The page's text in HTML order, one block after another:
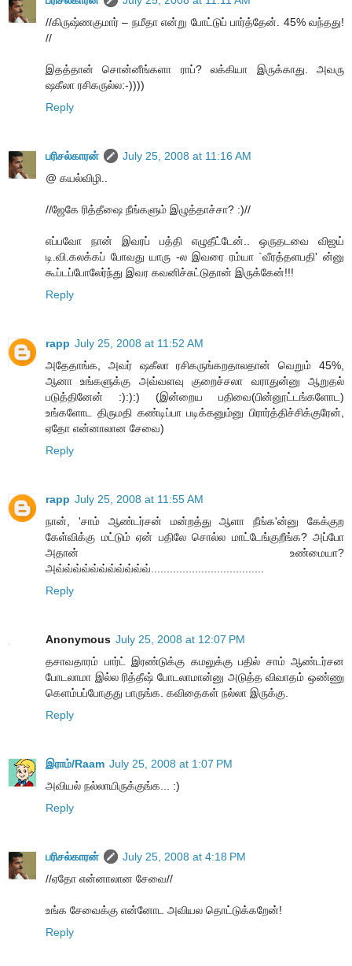
//கிருஷ்ணகுமார் – நமீதா என்று போட்டுப் பார்த்தேன். 45% வந்தது!
//
இதத்தான் சொன்னீங்களா ராப்? லக்கியா இருக்காது. அவரு
ஷகீலா ரசிகருல்ல:-))))
Reply
பரிசல்காரன்
July 25, 2008 at 11:16 AM
@ கயல்விழி..
//ஜேகே ரித்தீஷை நீங்களும் இழுத்தாச்சா? :)//
எப்பவோ நான் இவரப் பத்தி எழுதீட்டேன்.. ஒருதடவை விஜய்
டி.வி.கலக்கப் போவது யாரு -ல இவரை ரம்யா `வீரத்தளபதி' ன்னு
கூப்டப்போலேர்ந்து இவர கவனிச்சுட்டுதான் இருக்கேன்!!!
Reply
rapp July 25, 2008 at 11:52 AM
அதேதாங்க, அவர் ஷகீலா ரசிகருங்கறதாலதான் வெறும் 45%,
ஆனா உங்களுக்கு அவ்வளவு குறைச்சலா வராதுன்னு ஆறுதல்
படுத்தினேன் :):):) (இன்றைய பதிவை(பின்னூட்டங்களோட)
உங்களோட திருமதி கண்டிப்பா படிக்கனும்னு பிரார்த்திச்சிக்குரேன்,
ஏதோ என்னாலான சேவை)
Reply
rapp July 25, 2008 at 11:55 AM
நான், 'சாம் ஆண்டர்சன் மன்றத்து ஆளா நீங்க'ன்னு கேக்குற
கேள்விக்கு மட்டும் ஏன் பதிலே சொல்ல மாட்டேங்குறீங்க? அப்போ
அதான் உண்மையா?
அவ்வ்வ்வ்வ்வ்வ்வ்வ்வ்வ்....................................
Reply
Anonymous July 25, 2008 at 12:07 PM
தசாவதாரம் பார்ட் இரண்டுக்கு கமலுக்கு பதில் சாம் ஆண்டர்சன
போடலாமா இல்ல ரித்தீஷ் போடலாமான்னு அடுத்த விவாதம் ஒண்ணு
கெளம்பப்போகுது பாருங்க. கவிதைகள் நல்லா இருக்கு.
Reply
இராம்/Raam July 25, 2008 at 1:07 PM
அவியல் நல்லாயிருக்குங்க... :)
Reply
பரிசல்காரன்
July 25, 2008 at 4:18 PM
//ஏதோ என்னாலான சேவை//
உங்க சேவைக்கு என்னோட அவியல தொட்டுக்கறேன்!
Reply